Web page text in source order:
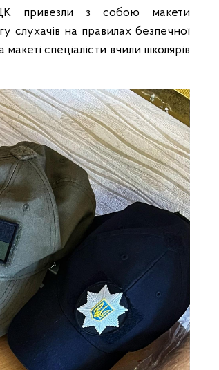
привезли з собою макети
слухачів на правилах безпечної
спеціалісти вчили школярів